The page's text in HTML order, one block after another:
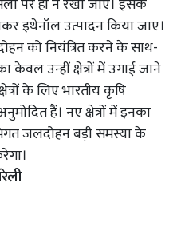
इथेनॉल उत्पादन किया जाए।
को नियंत्रित करने के साथ-
केवल उन्हीं क्षेत्रों में उगाई जाने
के लिए भारतीय कृषि
हैं। नए क्षेत्रों में इनका
जलदोहन बड़ी समस्या के